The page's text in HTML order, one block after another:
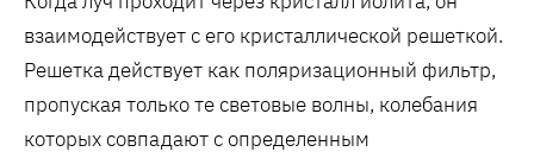
взаимодействует с его кристаллической решеткой.
Решетка действует как поляризационный фильтр,
пропуская только те световые волны, колебания
которых совпадают с определенным